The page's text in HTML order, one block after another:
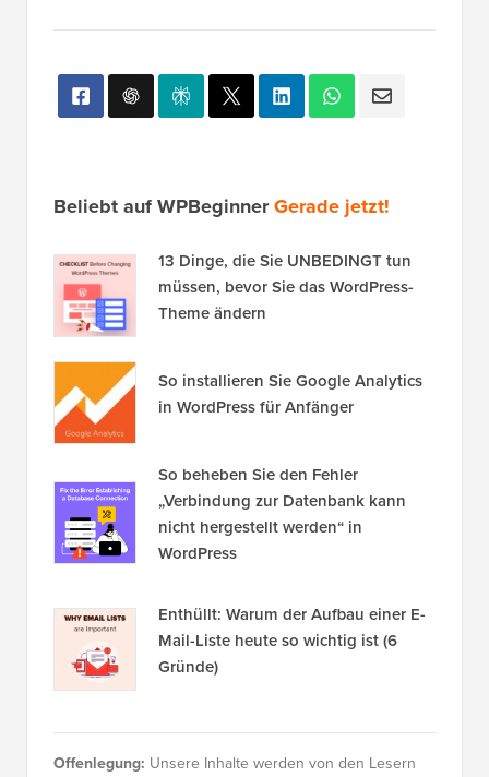
Beliebt auf WPBeginnerGerade jetzt!
13 Dinge, die Sie UNBEDINGT tun
müssen, bevor Sie das WordPress-
Theme ändern
So installieren Sie Google Analytics
in WordPress für Anfänger
So beheben Sie den Fehler
„Verbindung zur Datenbank kann
nicht hergestellt werden“ in
WordPress
Enthüllt: Warum der Aufbau einer E-
Mail-Liste heute so wichtig ist (6
Gründe)
Offenlegung: Unsere Inhalte werden von den Lesern